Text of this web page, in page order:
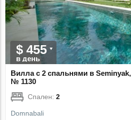
$ 455
в день
Вилла с 2 спальнями в
№ 1130
Спален:2
Domnabali